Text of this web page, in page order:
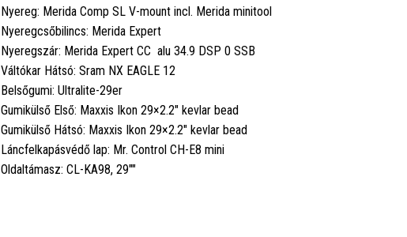
Nyereg: Merida Comp SL V-mount incl. Merida minitool
Nyeregcsőbilincs: Merida Expert
Nyeregszár: Merida Expert CC alu 34.9 DSP 0 SSB
Váltókar Hátsó: Sram NX EAGLE 12
Belsőgumi: Ultralite-29er
Gumikülső Első: Maxxis Ikon 29×2.2" kevlar bead
Gumikülső Hátsó: Maxxis Ikon 29×2.2" kevlar bead
Láncfelkapásvédő lap: Mr. Control CH-E8 mini
Oldaltámasz: CL-KA98, 29""